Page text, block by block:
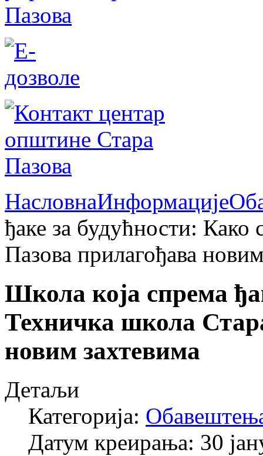
НасловнаИнформације
ђаке за будућности:
Пазова прилагођава
Школа која спрема
Техничка школа
новим захтевима
Детаљи
Категорија:
Датум креирања: 30